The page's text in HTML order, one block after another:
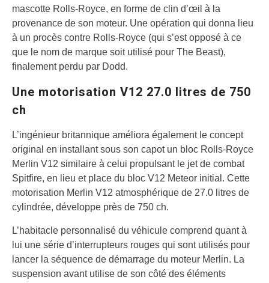
mascotte Rolls-Royce, en forme de clin d’œil à la
provenance de son moteur. Une opération qui donna lieu
à un procès contre Rolls-Royce (qui s’est opposé à ce
que le nom de marque soit utilisé pour The Beast),
finalement perdu par Dodd.
Une motorisation V12 27.0 litres de 750
ch
L’ingénieur britannique améliora également le concept
original en installant sous son capot un bloc Rolls-Royce
Merlin V12 similaire à celui propulsant le jet de combat
Spitfire, en lieu et place du bloc V12 Meteor initial. Cette
motorisation Merlin V12 atmosphérique de 27.0 litres de
cylindrée, développe près de 750 ch.
L’habitacle personnalisé du véhicule comprend quant à
lui une série d’interrupteurs rouges qui sont utilisés pour
lancer la séquence de démarrage du moteur Merlin. La
suspension avant utilise de son côté des éléments